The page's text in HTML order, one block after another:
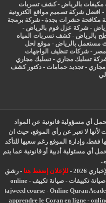
بالرياض -كشف تسربات
- افضل شركة تصميم مواقع الكترونية
مكافحة حشرات بجدة -شركة برمجة
-شركة عزل فوم بالرياض -
بالرياض -كشف تسربات المياه
مستعمل بالرياض - موقع لحل
-شركات تنظيف الواجهات
تسليك مجاري -تسليك مجاري
مجاري -تجديد حمامات -دكتور كشف
أي مسؤولية قانونية عن المواد
لا تعبر عن رأي الموقع، حيث ان
فقط، وإدارة الموقع رغم سعيها للتأكد
أي مسئولية أدبية أو قانونية عما يتم
2026 -
للإعلان إضغط هنا -رشق
صيانة تكييفات - صيانة تكييف -
online
tajweed course- Online Quran
apprendre le Coran en ligne -